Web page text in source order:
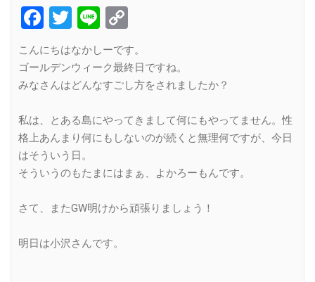
Facebook
Twitter
Line
Link
こんにちはなかしーです。
ゴールデンウィーク最終日ですね。
みなさんはどんなすごし方をされましたか？
私は、とある島にやってきまして何にもやってません。性
格上あんまり何にもしないのが続くと無理何ですが、今日
はそういう日。
そういうのもたまにはまぁ、よかろーもんです。
さて、またGW明けから頑張りましょう！
明日は小沢さんです。